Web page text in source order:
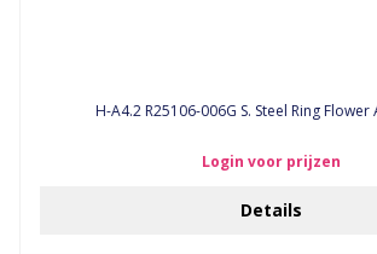
H-A4.2 R25106-006G S. Steel Ring
Login voor prijzen
Details